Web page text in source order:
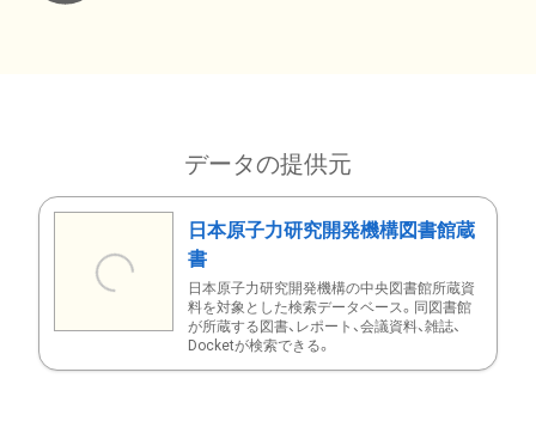
データの提供元
日本原子力研究開発機構図書館蔵
書
日本原子力研究開発機構の中央図書館所蔵資
料を対象とした検索データベース。同図書館
が所蔵する図書、レポート、会議資料、雑誌、
Docketが検索できる。